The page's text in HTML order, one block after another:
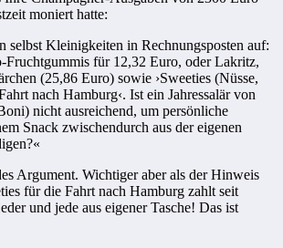
moniert hatte:
selbst Kleinigkeiten in Rechnungsposten auf:
Fruchtgummis für 12,32 Euro, oder Lakritz,
(25,86 Euro) sowie ›Sweeties (Nüsse,
nach Hamburg‹. Ist ein Jahressalär von
nicht ausreichend, um persönliche
Snack zwischendurch aus der eigenen
Argument. Wichtiger aber als der Hinweis
für die Fahrt nach Hamburg zahlt seit
und jede aus eigener Tasche! Das ist